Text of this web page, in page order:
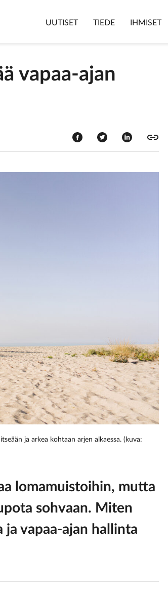
UUTISET TIEDE IHMISET
vapaa-ajan
ja arkea kohtaan arjen alkaessa. (kuva:
lomamuistoihin, mutta
sohvaan. Miten
vapaa-ajan hallinta